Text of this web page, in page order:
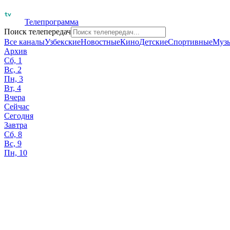
Телепрограмма
Поиск телепередач
Все каналыУзбекскиеНовостныеКиноДетскиеСпортивные
Архив
Сб, 1
Вс, 2
Пн, 3
Вт, 4
Вчера
Сейчас
Сегодня
Завтра
Сб, 8
Вс, 9
Пн, 10